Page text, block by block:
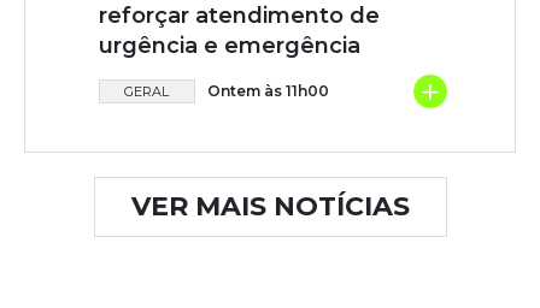
reforçar atendimento de
urgência e emergência
GERAL Ontem às 11h00 +
VER MAIS NOTÍCIAS